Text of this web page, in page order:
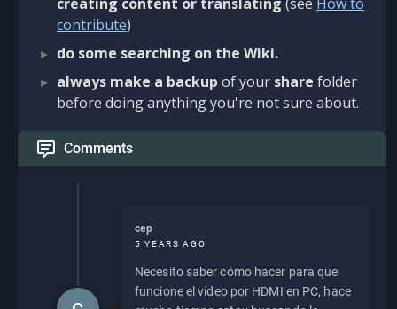
contribute)
do some searching on the Wiki.
always make a backup of your share folder
before doing anything you're not sure about.
Comments
cep
5 YEARS AGO
Necesito saber cómo hacer para que
funcione el vídeo por HDMI en PC, hace